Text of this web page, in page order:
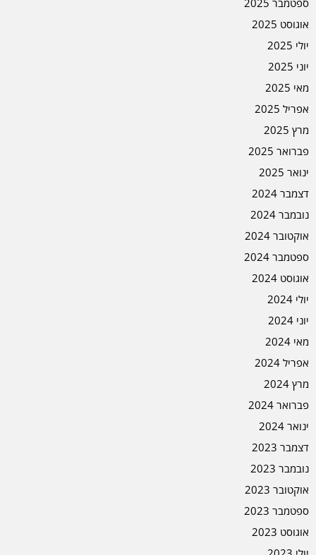
אוגוסט 2025
יולי 2025
יוני 2025
מאי 2025
אפריל 2025
מרץ 2025
פברואר 2025
ינואר 2025
דצמבר 2024
נובמבר 2024
אוקטובר 2024
ספטמבר 2024
אוגוסט 2024
יולי 2024
יוני 2024
מאי 2024
אפריל 2024
מרץ 2024
פברואר 2024
ינואר 2024
דצמבר 2023
נובמבר 2023
אוקטובר 2023
ספטמבר 2023
אוגוסט 2023